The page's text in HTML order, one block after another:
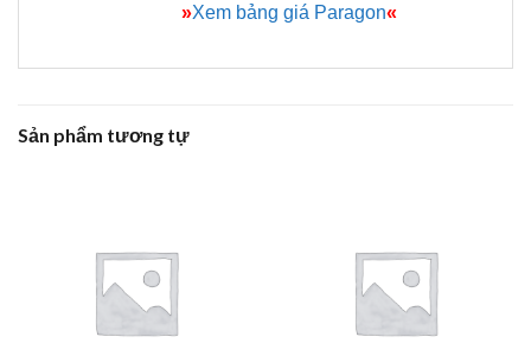
»Xem bảng giá Paragon«
Sản phẩm tương tự